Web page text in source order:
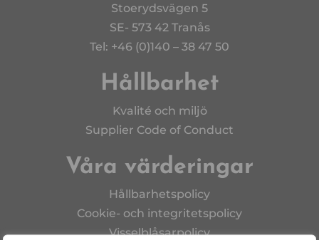
Stoerydsvägen 5
SE- 573 42 Tranås
Tel: +46 (0)140 – 38 47 50
Hållbarhet
Kvalité och miljö
Supplier Code of Conduct
Våra värderingar
Hållbarhetspolicy
Cookie- och integritetspolicy
Visselblåsarpolicy